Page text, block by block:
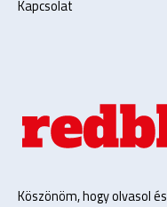
Kapcsolat
Köszönöm, hogy olvasol és